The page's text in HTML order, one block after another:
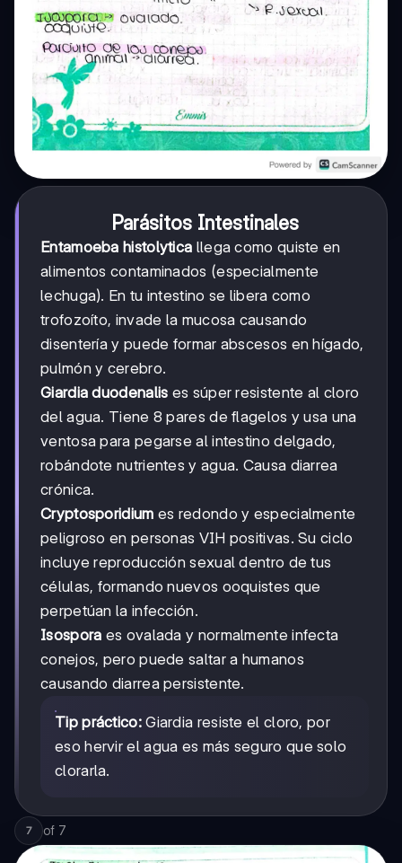
Parásitos Intestinales
Entamoeba histolytica llega como quiste en
alimentos contaminados (especialmente
lechuga). En tu intestino se libera como
trofozoíto, invade la mucosa causando
disentería y puede formar abscesos en hígado,
pulmón y cerebro.
Giardia duodenalis es súper resistente al cloro
del agua. Tiene 8 pares de flagelos y usa una
ventosa para pegarse al intestino delgado,
robándote nutrientes y agua. Causa diarrea
crónica.
Cryptosporidium es redondo y especialmente
peligroso en personas VIH positivas. Su ciclo
incluye reproducción sexual dentro de tus
células, formando nuevos ooquistes que
perpetúan la infección.
Isospora es ovalada y normalmente infecta
conejos, pero puede saltar a humanos
causando diarrea persistente.
Tip práctico:Giardia resiste el cloro, por
eso hervir el agua es más seguro que solo
clorarla.
7 of 7